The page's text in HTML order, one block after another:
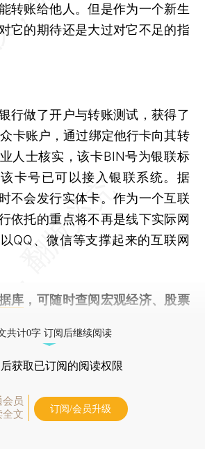
转账给他人。但是作为一个新生
它的期待还是大过对它不足的指
做了开户与转账测试，获得了
卡账户，通过绑定他行卡向其转
人士核实，该卡BIN号为银联标
卡号已可以接入银联系统。据
不会发行实体卡。作为一个互联
依托的重点将不再是线下实际网
QQ、微信等支撑起来的互联网
库 ，可随时查阅宏观经济、股票
共计0字 订阅后继续阅读
后获取已订阅的阅读权限
会员
全文
订阅/会员升级